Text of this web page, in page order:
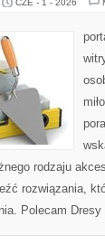
CZE - 1 - 2026
rodzaju
rozwiązania,
Polecam